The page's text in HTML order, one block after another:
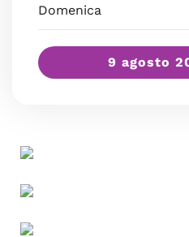
Domenica
9 agosto